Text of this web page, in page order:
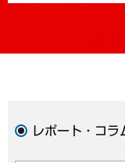
レポート・コラ